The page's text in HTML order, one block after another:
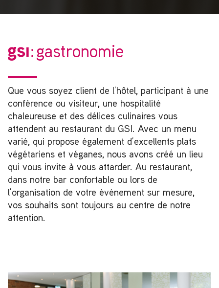
gastronomie
Que vous soyez client de l’hôtel, participant à une
conférence ou visiteur, une hospitalité
chaleureuse et des délices culinaires vous
attendent au restaurant du GSI. Avec un menu
varié, qui propose également d’excellents plats
végétariens et véganes, nous avons créé un lieu
qui vous invite à vous attarder. Au restaurant,
dans notre bar confortable ou lors de
l’organisation de votre événement sur mesure,
vos souhaits sont toujours au centre de notre
attention.